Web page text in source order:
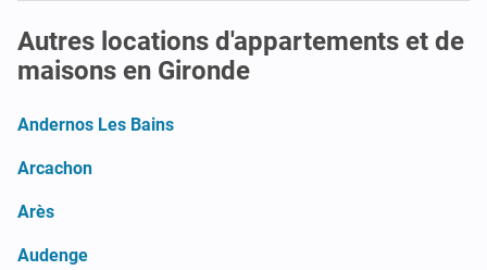
Autres locations d'appartements et de
maisons en Gironde
Andernos Les Bains
Arcachon
Arès
Audenge